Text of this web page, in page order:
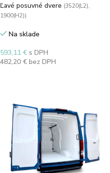
Ľavé posuvné dvere (3520(L2),
1900(H2))
Na sklade
593,11 € s DPH
482,20 € bez DPH